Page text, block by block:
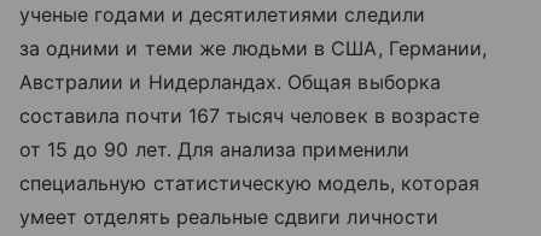
ученые годами и десятилетиями следили
за одними и теми же людьми в США, Германии,
Австралии и Нидерландах. Общая выборка
составила почти 167 тысяч человек в возрасте
от 15 до 90 лет. Для анализа применили
специальную статистическую модель, которая
умеет отделять реальные сдвиги личности